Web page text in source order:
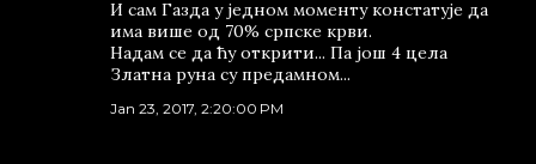
И сам Газда у једном моменту констатује да
има више од 70% српске крви.
Надам се да ћу открити... Па још 4 цела
Златна руна су предамном...
Jan 23, 2017, 2:20:00 PM